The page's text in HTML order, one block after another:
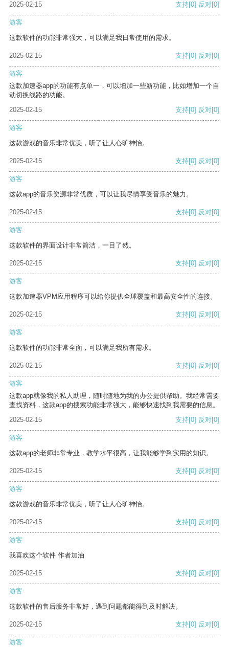
2025-02-15 支持[0] 反对[0]
游客
这款软件的功能非常强大，可以满足我日常使用的需求。
2025-02-15 支持[0] 反对[0]
游客
这款加速器app的功能有点单一，可以增加一些新功能，比如增加一个自
动切换线路的功能。
2025-02-15
支持[0] 反对[0]
游客
这款游戏的音乐非常优美，听了让人心旷神怡。
2025-02-15 支持[0] 反对[0]
游客
这款app的音乐资源非常优质，可以让我尽情享受音乐的魅力。
2025-02-15 支持[0] 反对[0]
游客
这款软件的界面设计非常简洁，一目了然。
2025-02-15 支持[0] 反对[0]
游客
这款加速器VPM应用程序可以给你提供全球覆盖和最高安全性的连接。
2025-02-15 支持[0] 反对[0]
游客
这款软件的功能非常全面，可以满足我所有需求。
2025-02-15 支持[0] 反对[0]
游客
这款app就像我的私人助理，随时随地为我的办公提供帮助。我经常需要
查找资料，这款app的搜索功能非常强大，能够快速找到我需要的信息。
2025-02-15
支持[0] 反对[0]
游客
这款app的老师非常专业，教学水平很高，让我能够学到实用的知识。
2025-02-15 支持[0] 反对[0]
游客
这款游戏的音乐非常优美，听了让人心旷神怡。
2025-02-15 支持[0] 反对[0]
游客
我喜欢这个软件 作者加油
2025-02-15 支持[0] 反对[0]
游客
这款软件的售后服务非常好，遇到问题都能得到及时解决。
2025-02-15 支持[0] 反对[0]
游客